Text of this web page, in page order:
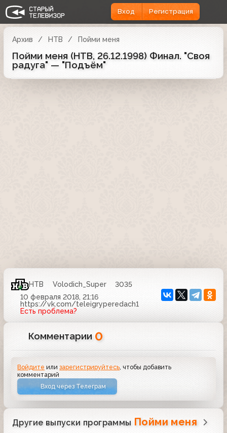
Вход Регистрация
Архив НТВ Пойми меня
Пойми меня (НТВ, 26.12.1998) Финал. "Своя
радуга" — "Подъём"
НТВ Volodich_Super
3035
10 февраля 2018, 21:16
https://vk.com/teleigryperedach1
Есть проблема?
Комментарии 0
Войдите илизарегистрируйтесь , чтобы добавить
комментарий
Вход через Телеграм
Другие выпуски программы Пойми меня